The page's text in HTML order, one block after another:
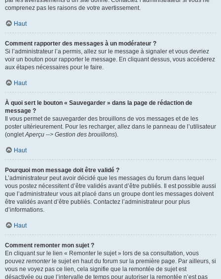
comprenez pas les raisons de votre avertissement.
Haut
Comment rapporter des messages à un modérateur ?
Si l’administrateur l’a permis, allez sur le message à signaler et vous devriez
voir un bouton pour rapporter le message. En cliquant dessus, vous accéderez
aux étapes nécessaires pour le faire.
Haut
À quoi sert le bouton « Sauvegarder » dans la page de rédaction de
message ?
Il vous permet de sauvegarder des brouillons de vos messages et de les
poster ultérieurement. Pour les recharger, allez dans le panneau de l’utilisateur
(ongletAperçu --> Gestion des brouillons).
Haut
Pourquoi mon message doit être validé ?
L’administrateur peut avoir décidé que les messages du forum dans lequel
vous postez nécessitent d’être validés avant d’être publiés. Il est possible aussi
que l’administrateur vous ait placé dans un groupe dont les messages doivent
être validés avant d’être publiés. Contactez l’administrateur pour plus
d’informations.
Haut
Comment remonter mon sujet ?
En cliquant sur le lien « Remonter le sujet » lors de sa consultation, vous
pouvez remonterle sujet en haut du forum sur la première page. Par ailleurs, si
vous ne voyez pas ce lien, cela signifie que la remontée de sujet est
désactivée ou que l’intervalle de temps pour autoriser la remontée n’est pas